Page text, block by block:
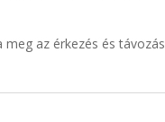
meg az érkezés és távozás